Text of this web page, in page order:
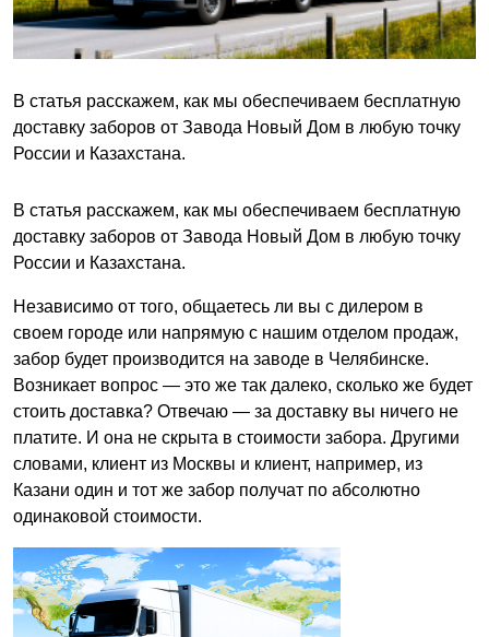
В статья расскажем, как мы обеспечиваем бесплатную
доставку заборов от Завода Новый Дом в любую точку
России и Казахстана.
В статья расскажем, как мы обеспечиваем бесплатную
доставку заборов от Завода Новый Дом в любую точку
России и Казахстана.
Независимо от того, общаетесь ли вы с дилером в
своем городе или напрямую с нашим отделом продаж,
забор будет производится на заводе в Челябинске.
Возникает вопрос — это же так далеко, сколько же будет
стоить доставка? Отвечаю — за доставку вы ничего не
платите. И она не скрыта в стоимости забора. Другими
словами, клиент из Москвы и клиент, например, из
Казани один и тот же забор получат по абсолютно
одинаковой стоимости.